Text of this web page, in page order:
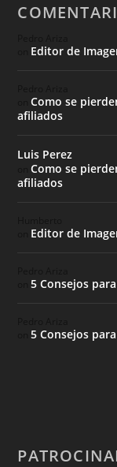
Editor de
onComo se
afiliados
Luis Perez
onComo se
afiliados
Editor de
on5 Consejos
on5 Consejos